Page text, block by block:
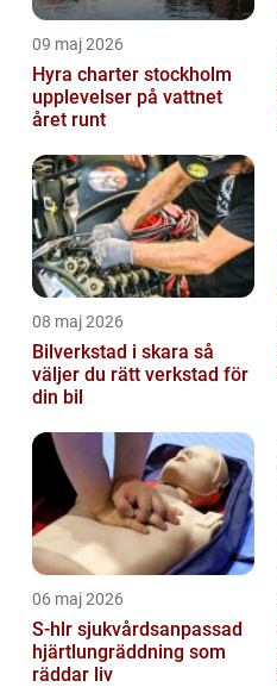
09 maj 2026
Hyra charter stockholm
upplevelser på vattnet
året runt
08 maj 2026
Bilverkstad i skara så
väljer du rätt verkstad för
din bil
06 maj 2026
S-hlr sjukvårdsanpassad
hjärtlungräddning som
räddar liv